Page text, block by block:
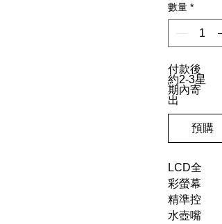
數量 *
付款後
約2-3星
期內寄
出
預購
LCD全
彩螢幕
精準控
水壺嘴